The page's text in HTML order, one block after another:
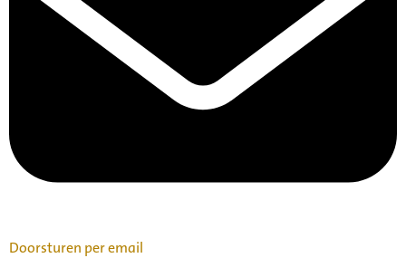
Doorsturen per email